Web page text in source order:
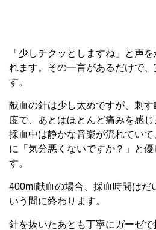
「少しチクッとしますね」と声
れます。その一言があるだけで、
す。
献血の針は少し太めですが、刺
度で、あとはほとんど痛みを感じ
採血中は静かな音楽が流れてい
に「気分悪くないですか？」と
す。
400ml献血の場合、採血時間はだ
いう間に終わります。
針を抜いたあとも丁寧にガーゼ